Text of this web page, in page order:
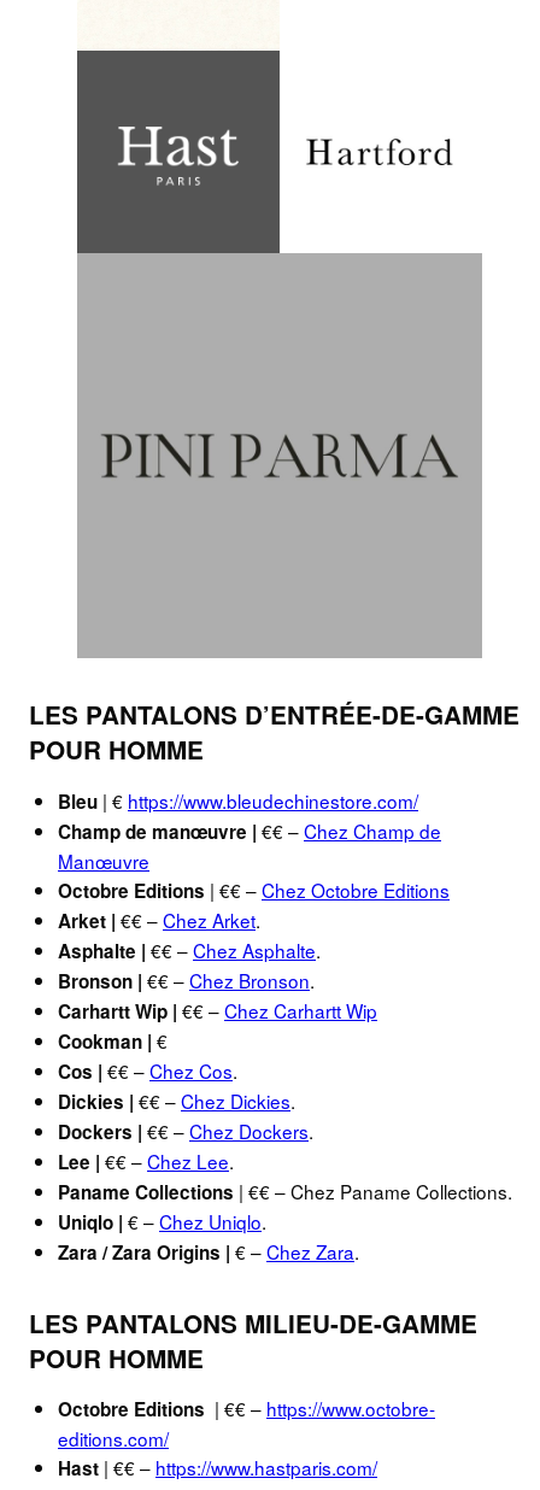
LES PANTALONS D’ENTRÉE-DE-GAMME
POUR HOMME
Bleu | € https://www.bleudechinestore.com/
Champ de manœuvre | €€ –Chez Champ de
Manœuvre
Octobre Editions | €€ –Chez Octobre Editions
Arket | €€ –Chez Arket.
Asphalte | €€ –Chez Asphalte.
Bronson | €€ –Chez Bronson.
Carhartt Wip | €€ –Chez Carhartt Wip
Cookman | €
Cos | €€ –Chez Cos.
Dickies | €€ –Chez Dickies.
Dockers | €€ –Chez Dockers.
Lee | €€ –Chez Lee.
Paname Collections | €€ – Chez Paname Collections.
Uniqlo | € –Chez Uniqlo.
Zara / Zara Origins | € –Chez Zara.
LES PANTALONS MILIEU-DE-GAMME
POUR HOMME
Octobre Editions | €€ – https://www.octobre-
editions.com/
Hast | €€ – https://www.hastparis.com/